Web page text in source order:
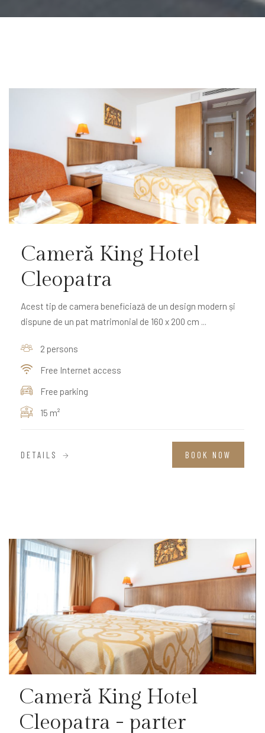
Cameră King Hotel
Cleopatra
Acest tip de camera beneficiază de un design modern și
dispune de un pat matrimonial de 160 x 200 cm ...
2 persons
Free Internet access
Free parking
15 m²
DETAILS BOOK NOW
Cameră King Hotel
Cleopatra - parter